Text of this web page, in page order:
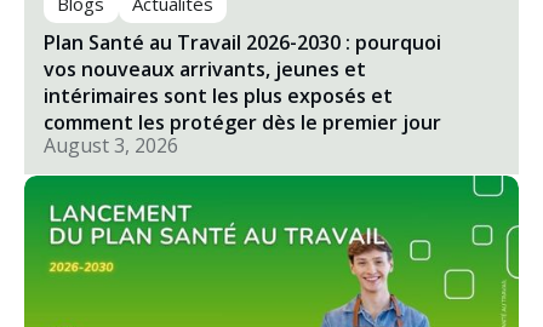
Plan Santé au Travail 2026-2030 : pourquoi
vos nouveaux arrivants, jeunes et
intérimaires sont les plus exposés et
comment les protéger dès le premier jour
August 3, 2026